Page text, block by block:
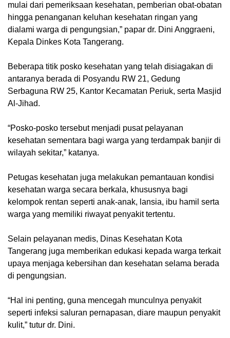
mulai dari pemeriksaan kesehatan, pemberian obat-obatan
hingga penanganan keluhan kesehatan ringan yang
dialami warga di pengungsian,” papar dr. Dini Anggraeni,
Kepala Dinkes Kota Tangerang.
Beberapa titik posko kesehatan yang telah disiagakan di
antaranya berada di Posyandu RW 21, Gedung
Serbaguna RW 25, Kantor Kecamatan Periuk, serta Masjid
Al-Jihad.
“Posko-posko tersebut menjadi pusat pelayanan
kesehatan sementara bagi warga yang terdampak banjir di
wilayah sekitar,” katanya.
Petugas kesehatan juga melakukan pemantauan kondisi
kesehatan warga secara berkala, khususnya bagi
kelompok rentan seperti anak-anak, lansia, ibu hamil serta
warga yang memiliki riwayat penyakit tertentu.
Selain pelayanan medis, Dinas Kesehatan Kota
Tangerang juga memberikan edukasi kepada warga terkait
upaya menjaga kebersihan dan kesehatan selama berada
di pengungsian.
“Hal ini penting, guna mencegah munculnya penyakit
seperti infeksi saluran pernapasan, diare maupun penyakit
kulit,” tutur dr. Dini.